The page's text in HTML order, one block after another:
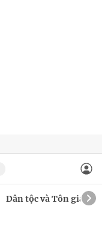
Dân tộc và Tôn giáo